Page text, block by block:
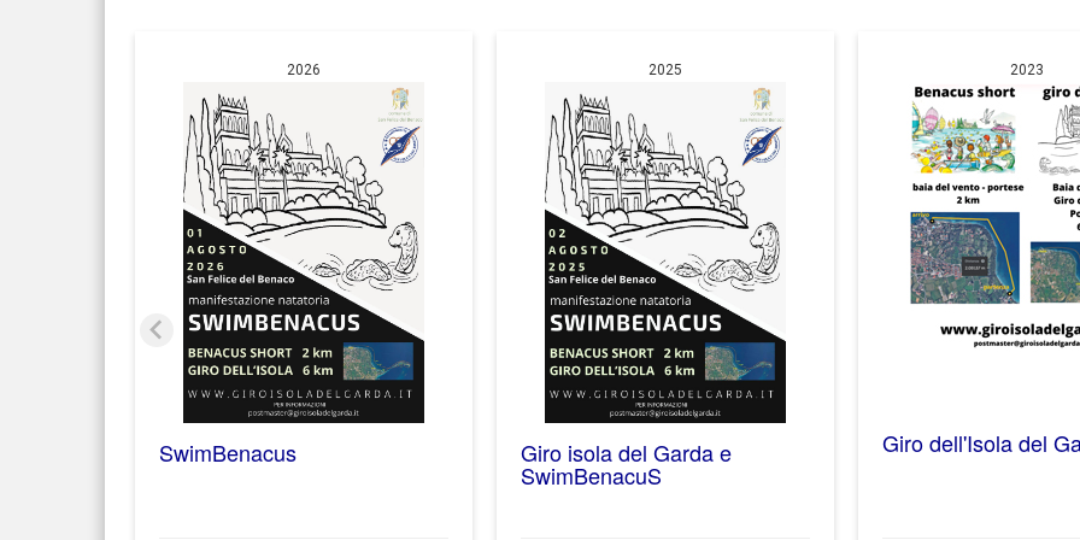
2026
SwimBenacus
2025
Giro isola del Garda e
SwimBenacuS
2023
Giro dell'Isola del